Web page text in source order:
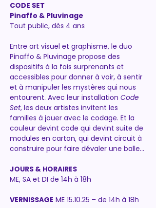
CODE SET
Pinaffo & Pluvinage
Tout public, dès 4 ans
Entre art visuel et graphisme, le duo
Pinaffo & Pluvinage propose des
dispositifs à la fois surprenants et
accessibles pour donner à voir, à sentir
et à manipuler les mystères qui nous
entourent. Avec leur installation Code
Set, les deux artistes invitent les
familles à jouer avec le codage. Et la
couleur devint code qui devint suite de
modules en carton, qui devint circuit à
construire pour faire dévaler une balle…
JOURS & HORAIRES
ME, SA et DI de 14h à 18h
VERNISSAGE ME 15.10.25 – de 14h à 18h